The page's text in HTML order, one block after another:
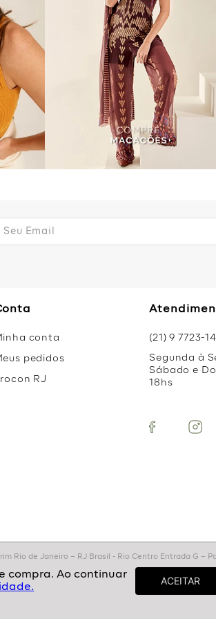
conta
pedidos
RJ
(21) 9 7723-
Segunda à
Sábado e
18hs
Rio de Janeiro – RJ Brasil - Rio Centro Entrada G –